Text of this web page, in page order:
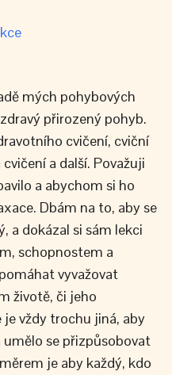
mých pohybových
přirozený pohyb.
cvičení, cviční
a další. Považuji
a abychom si ho
Dbám na to, aby se
a dokázal si sám lekci
schopnostem a
vyvažovat
životě, či jeho
vždy trochu jiná, aby
se přizpůsobovat
je aby každý, kdo